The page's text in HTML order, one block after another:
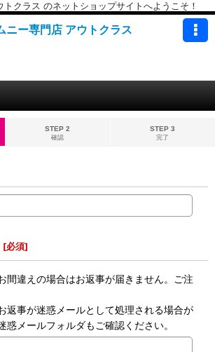
クラス のネットショップサイトへようこそ！
ニー専門店 アウトクラス
STEP 2
確認
STEP 3
完了
[必須]
間違えの場合はお返事が届きません。ご注
返事が迷惑メールとして処理される場合が
惑メールフォルダもご確認ください。